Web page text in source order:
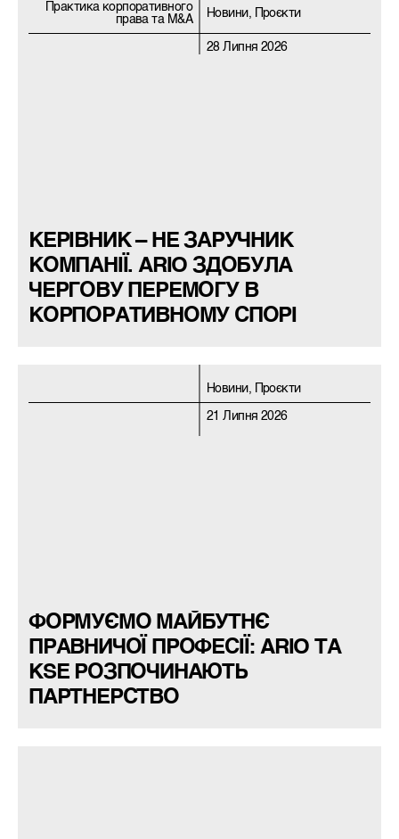
Практика корпоративного
права та M&A
Новини, Проєкти
28 Липня 2026
КЕРІВНИК – НЕ ЗАРУЧНИК
КОМПАНІЇ. ARIO ЗДОБУЛА
ЧЕРГОВУ ПЕРЕМОГУ В
КОРПОРАТИВНОМУ СПОРІ
Новини, Проєкти
21 Липня 2026
ФОРМУЄМО МАЙБУТНЄ
ПРАВНИЧОЇ ПРОФЕСІЇ: ARIO ТА
KSE РОЗПОЧИНАЮТЬ
ПАРТНЕРСТВО